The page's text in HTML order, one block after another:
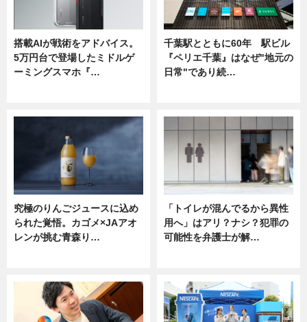
搭載AIが戦術をアドバイス。
5万円台で登場したミドルゲ
ーミングスマホ『…
千葉駅とともに60年 駅ビル
『ペリエ千葉』はなぜ"地元の
日常"であり続…
究極のりんごジュースに込め
られた覚悟。カゴメ×JAアオ
レンが挑む青森り…
「トイレが混んでるから異性
用へ」はアリ？ナシ？犯罪の
可能性を弁護士が解…